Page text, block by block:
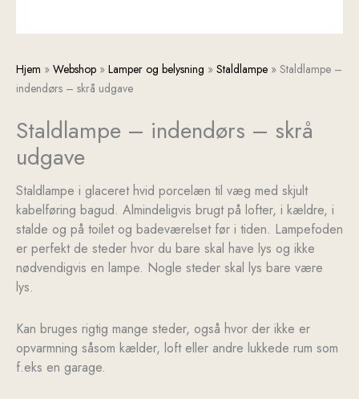
Hjem » Webshop » Lamper og belysning » Staldlampe » Staldlampe –
indendørs – skrå udgave
Staldlampe – indendørs – skrå
udgave
Staldlampe i glaceret hvid porcelæn til væg med skjult
kabelføring bagud. Almindeligvis brugt på lofter, i kældre, i
stalde og på toilet og badeværelset før i tiden. Lampefoden
er perfekt de steder hvor du bare skal have lys og ikke
nødvendigvis en lampe. Nogle steder skal lys bare være
lys.
Kan bruges rigtig mange steder, også hvor der ikke er
opvarmning såsom kælder, loft eller andre lukkede rum som
f.eks en garage.
Staldlampe
-
-
skrå
udgave
antal